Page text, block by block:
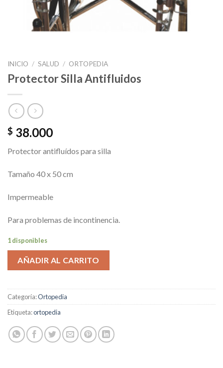
INICIO / SALUD / ORTOPEDIA
Protector Silla Antifluidos
$ 38.000
Protector antifluídos para silla
Tamaño 40 x 50 cm
Impermeable
Para problemas de incontinencia.
1 disponibles
AÑADIR AL CARRITO
Categoría:Ortopedia
Etiqueta:ortopedia